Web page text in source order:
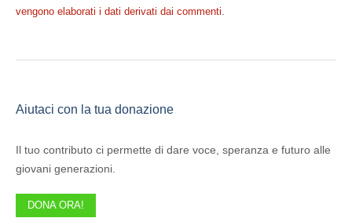
vengono elaborati i dati derivati dai commenti.
Aiutaci con la tua donazione
Il tuo contributo ci permette di dare voce, speranza e futuro alle
giovani generazioni.
DONA ORA!